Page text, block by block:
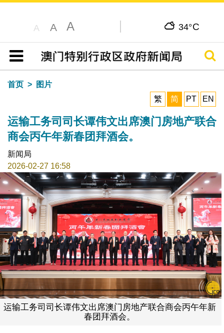
A A A 34°C
目录
搜寻
首页
图片
繁
简 PT EN
运输工务司司长谭伟文出席澳门房地产联合
商会丙午年新春团拜酒会。
新闻局
2026-02-27 16:58
运输工务司司长谭伟文出席澳门房地产联合商会丙午年新
春团拜酒会。